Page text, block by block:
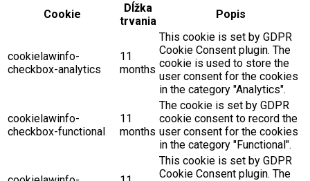
Cookie
Dĺžka
trvania
Popis
cookielawinfo-
checkbox-analytics
11
months
This cookie is set by GDPR
Cookie Consent plugin. The
cookie is used to store the
user consent for the cookies
in the category "Analytics".
cookielawinfo-
checkbox-functional
11
months
The cookie is set by GDPR
cookie consent to record the
user consent for the cookies
in the category "Functional".
This cookie is set by GDPR
Cookie Consent plugin. The